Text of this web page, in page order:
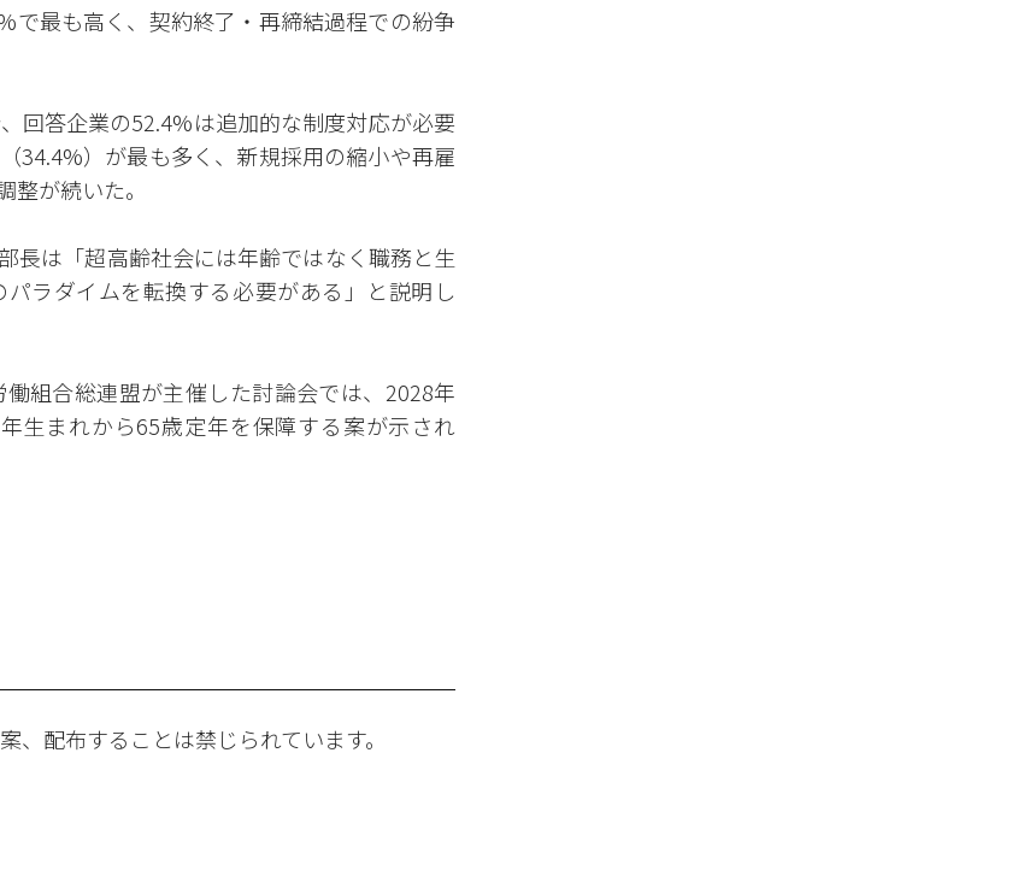
で最も高く、契約終了・再締結過程での紛争
回答企業の52.4%は追加的な制度対応が必要
34.4%）が最も多く、新規採用の縮小や再雇
が続いた。
長は「超高齢社会には年齢ではなく職務と生
ラダイムを転換する必要がある」と説明し
組合総連盟が主催した討論会では、2028年
生まれから65歳定年を保障する案が示され
配布することは禁じられています。